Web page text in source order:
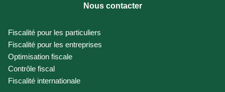
Nous contacter
Fiscalité pour les particuliers
Fiscalité pour les entreprises
Optimisation fiscale
Contrôle fiscal
Fiscalité internationale